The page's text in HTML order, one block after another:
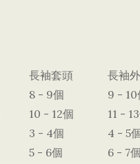
長袖套頭
長袖
8 - 9個
9 - 10
10 - 12個
11 -
3 - 4個
4 - 5
5 - 6個
6 - 7個